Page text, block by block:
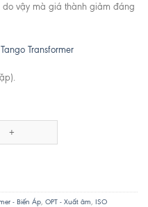
do vậy mà giá thành giảm đáng
Transformer
- Biến Áp, OPT - Xuất âm, ISO